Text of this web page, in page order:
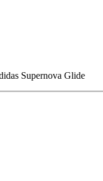
Supernova Glide